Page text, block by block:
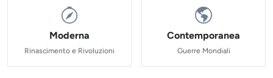
Moderna
Rinascimento e Rivoluzioni
Contemporanea
Guerre Mondiali